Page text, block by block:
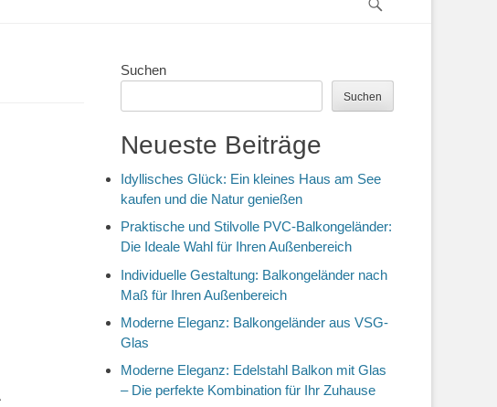
Suchen
Suchen
Neueste Beiträge
Idyllisches Glück: Ein kleines Haus am See
kaufen und die Natur genießen
Praktische und Stilvolle PVC-Balkongeländer:
Die Ideale Wahl für Ihren Außenbereich
Individuelle Gestaltung: Balkongeländer nach
Maß für Ihren Außenbereich
Moderne Eleganz: Balkongeländer aus VSG-
Glas
Moderne Eleganz: Edelstahl Balkon mit Glas
– Die perfekte Kombination für Ihr Zuhause